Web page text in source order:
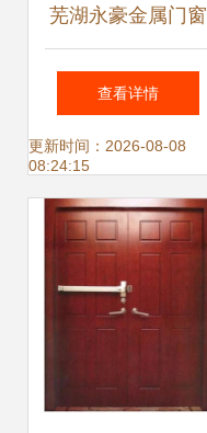
芜湖永豪金属门窗
匠心锻造高端金属
门窗系列，定义建
筑美学新标杆
查看详情
更新时间：2026-08-08
08:24:15